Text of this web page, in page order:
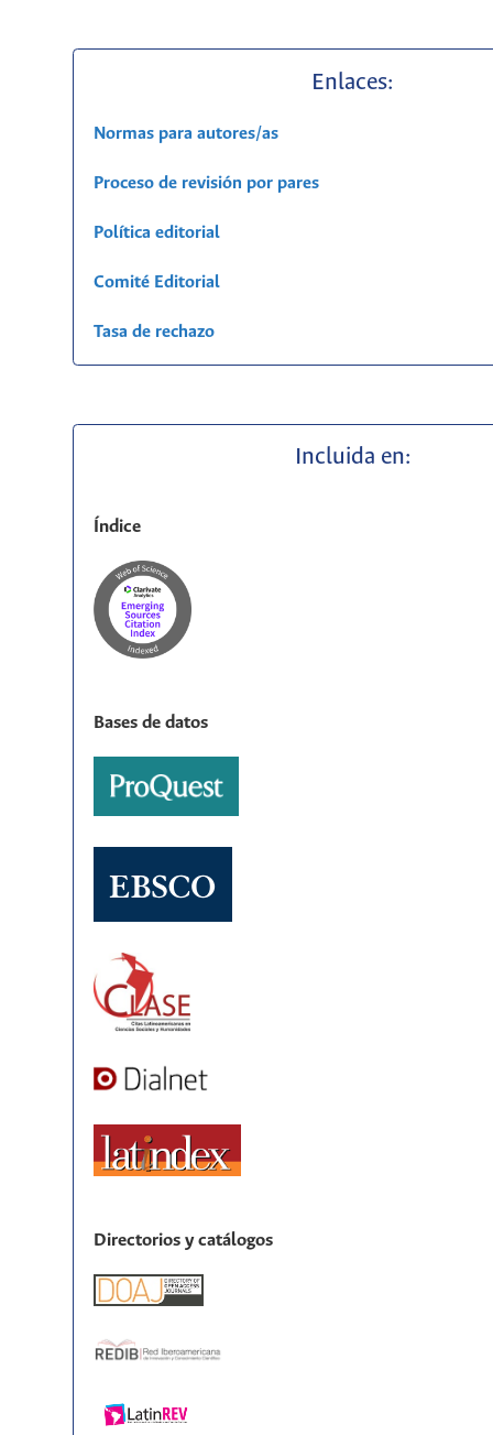
Enlaces:
Normas para autores/as
Proceso de revisión por pares
Política editorial
Comité Editorial
Tasa de rechazo
Incluida en:
Índice
Bases de datos
Directorios y catálogos